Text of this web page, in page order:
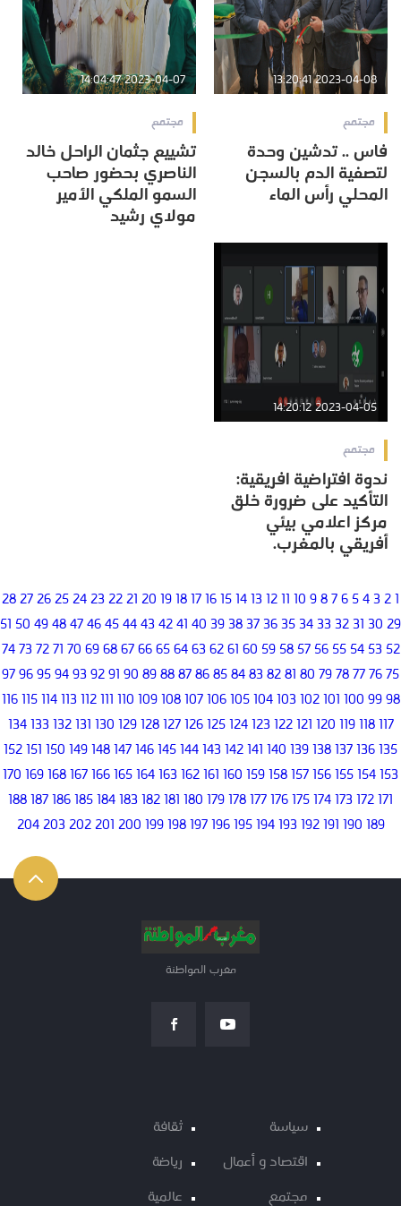
2023-04-08 13:20:41
مجتمع
فاس .. تدشين وحدة
لتصفية الدم بالسجن
المحلي رأس الماء
2023-04-07 14:04:47
مجتمع
تشييع جثمان الراحل خالد
الناصري بحضور صاحب
السمو الملكي الأمير
مولاي رشيد
2023-04-05 14:20:12
مجتمع
ندوة افتراضية افريقية:
التأكيد على ضرورة خلق
مركز اعلامي بيئي
أفريقي بالمغرب.
1
2
3
4
5
6
7
8
9
10
11
12
13
14
15
16
17
18
19
20
21
22
23
24
25
26
27
28
29
30
31
32
33
34
35
36
37
38
39
40
41
42
43
44
45
46
47
48
49
50
51
52
53
54
55
56
57
58
59
60
61
62
63
64
65
66
67
68
69
70
71
72
73
74
75
76
77
78
79
80
81
82
83
84
85
86
87
88
89
90
91
92
93
94
95
96
97
98
99
100
101
102
103
104
105
106
107
108
109
110
111
112
113
114
115
116
117
118
119
120
121
122
123
124
125
126
127
128
129
130
131
132
133
134
135
136
137
138
139
140
141
142
143
144
145
146
147
148
149
150
151
152
153
154
155
156
157
158
159
160
161
162
163
164
165
166
167
168
169
170
171
172
173
174
175
176
177
178
179
180
181
182
183
184
185
186
187
188
189
190
191
192
193
194
195
196
197
198
199
200
201
202
203
204
مغرب المواطنة
سياسة
اقتصاد و أعمال
مجتمع
ثقافة
رياضة
عالمية